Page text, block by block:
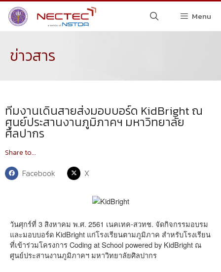
Menu
ข่าวสาร
ทีมงานเดินสายส่งมอบบอร์ด KidBright ณ
ศูนย์ประสานงานภูมิภาคฯ มหาวิทยาลัย
ศิลปากร
Share to...
Facebook X
วันศุกร์ที่ 3 สิงหาคม พ.ศ. 2561 เนคเทค-สวทช. จัดกิจกรรมอบรม
และมอบบอร์ด KidBright แก่โรงเรียนตามภูมิภาค สำหรับโรงเรียน
ที่เข้าร่วมโครงการ Coding at School powered by KidBright ณ
ศูนย์ประสานงานภูมิภาคฯ มหาวิทยาลัยศิลปากร